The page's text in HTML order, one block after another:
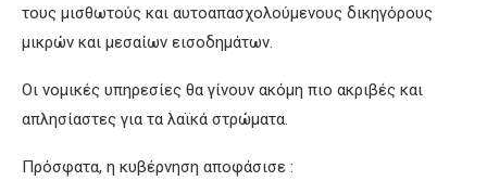
τους μισθωτούς και αυτοαπασχολούμενους δικηγόρους
μικρών και μεσαίων εισοδημάτων.
Οι νομικές υπηρεσίες θα γίνουν ακόμη πιο ακριβές και
απλησίαστες για τα λαϊκά στρώματα.
Πρόσφατα, η κυβέρνηση αποφάσισε :